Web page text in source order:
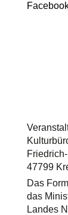
47799
Das
das
Landes